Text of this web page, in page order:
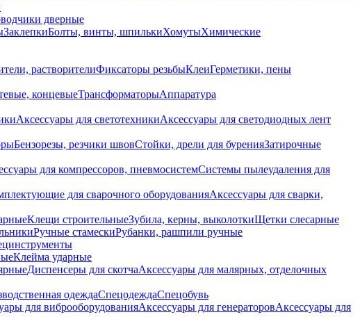
дверные
ЗаклепкиБолты, винты, шпилькиХомутыХимические
растворителиФиксаторы резьбыКлеиГерметики, пены
концевыеТрансформаторыАппаратура
Аксессуары для светотехникиАксессуары для светодиодных лент
Бензорезы, резчики швовСтойки, дрели для буренияЗатирочные
для компрессоров, пневмосистемСистемы пылеудаления для
для сварочного оборудованияАксессуары для сварки,
Клещи строительныеЗубила, керны, выколоткиЩетки слесарные
Ручные стамескиРубанки, рашпили ручные
Клейма ударные
Диспенсеры для скотчаАксессуары для малярных, отделочных
одеждаСпецодеждаСпецобувь
для виброоборудованияАксессуары для генераторовАксессуары для